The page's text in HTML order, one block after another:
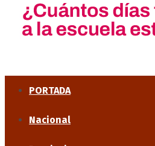
PORTADA
Nacional